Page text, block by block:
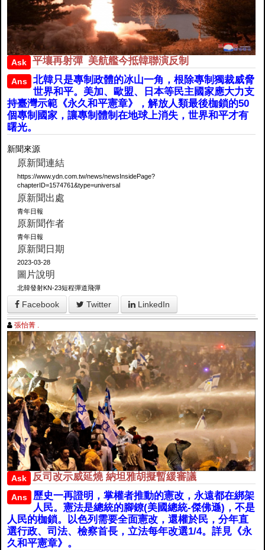
Ask 平壤再射彈 美航艦今抵韓聯演反制
Ans
北韓只是專制政體的冰山一角，根除專制獨裁威脅
世界和平。美加、歐盟、日本等民主國家應大力支
持臺灣示範《永久和平憲章》，解放人類最後枷鎖的50
個專制國家，讓專制體制在地球上消失，世界和平才有
曙光。
新聞來源
原新聞連結
https://www.ydn.com.tw/news/newsInsidePage?
chapterID=1574761&type=universal
原新聞出處
青年日報
原新聞作者
青年日報
原新聞日期
2023-03-28
圖片說明
北韓發射KN-23短程彈道飛彈
Facebook Twitter LinkedIn
張怡菁 .
Ask 反司改示威延燒 納坦雅胡擬暫緩審議
Ans
歷史一再證明，掌權者推動的憲改，永遠都在綁架
人民。憲法是總統的腳鐐(美國總統-傑佛遜)，不是
人民的枷鎖。以色列需要全面憲改，還權於民，分年直
選行政、司法、檢察首長，立法每年改選1/4。詳見《永
久和平憲章》。